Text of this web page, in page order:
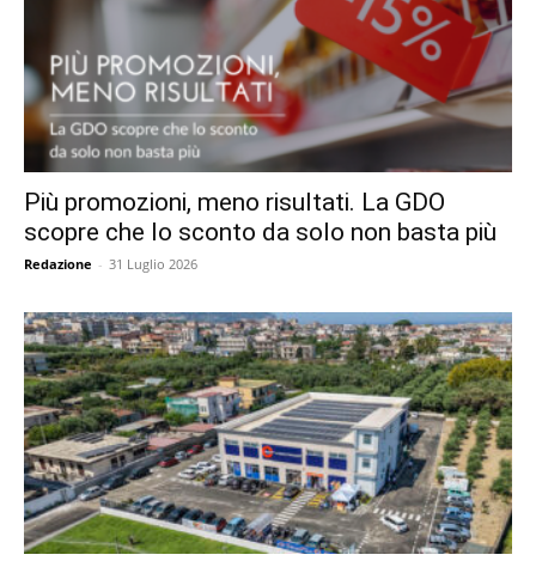
Più promozioni, meno risultati. La GDO
scopre che lo sconto da solo non basta più
Redazione - 31 Luglio 2026